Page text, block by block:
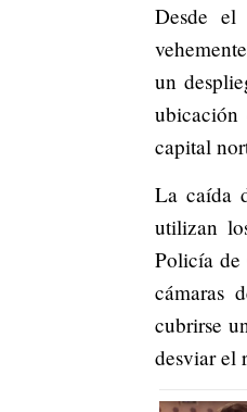
Desde el
un
ubicación
capital
La caída
utilizan
Policía de
cámaras
cubrirse
desviar el